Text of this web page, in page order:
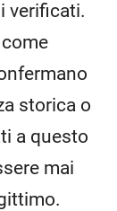
verificati.
storica o
a questo
mai